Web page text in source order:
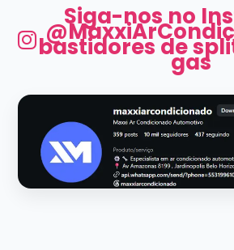
Siga-nos no
bastidores de
gas